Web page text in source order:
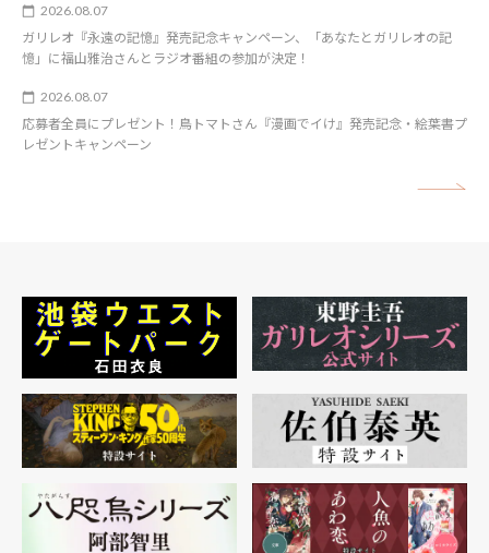
2026.08.07
ガリレオ『永遠の記憶』発売記念キャンペーン、「あなたとガリレオの記
憶」に福山雅治さんとラジオ番組の参加が決定！
2026.08.07
応募者全員にプレゼント！鳥トマトさん『漫画でイけ』発売記念・絵葉書プ
レゼントキャンペーン